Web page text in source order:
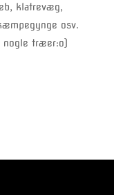
klatrevæg,
osv.
nogle træer:o)